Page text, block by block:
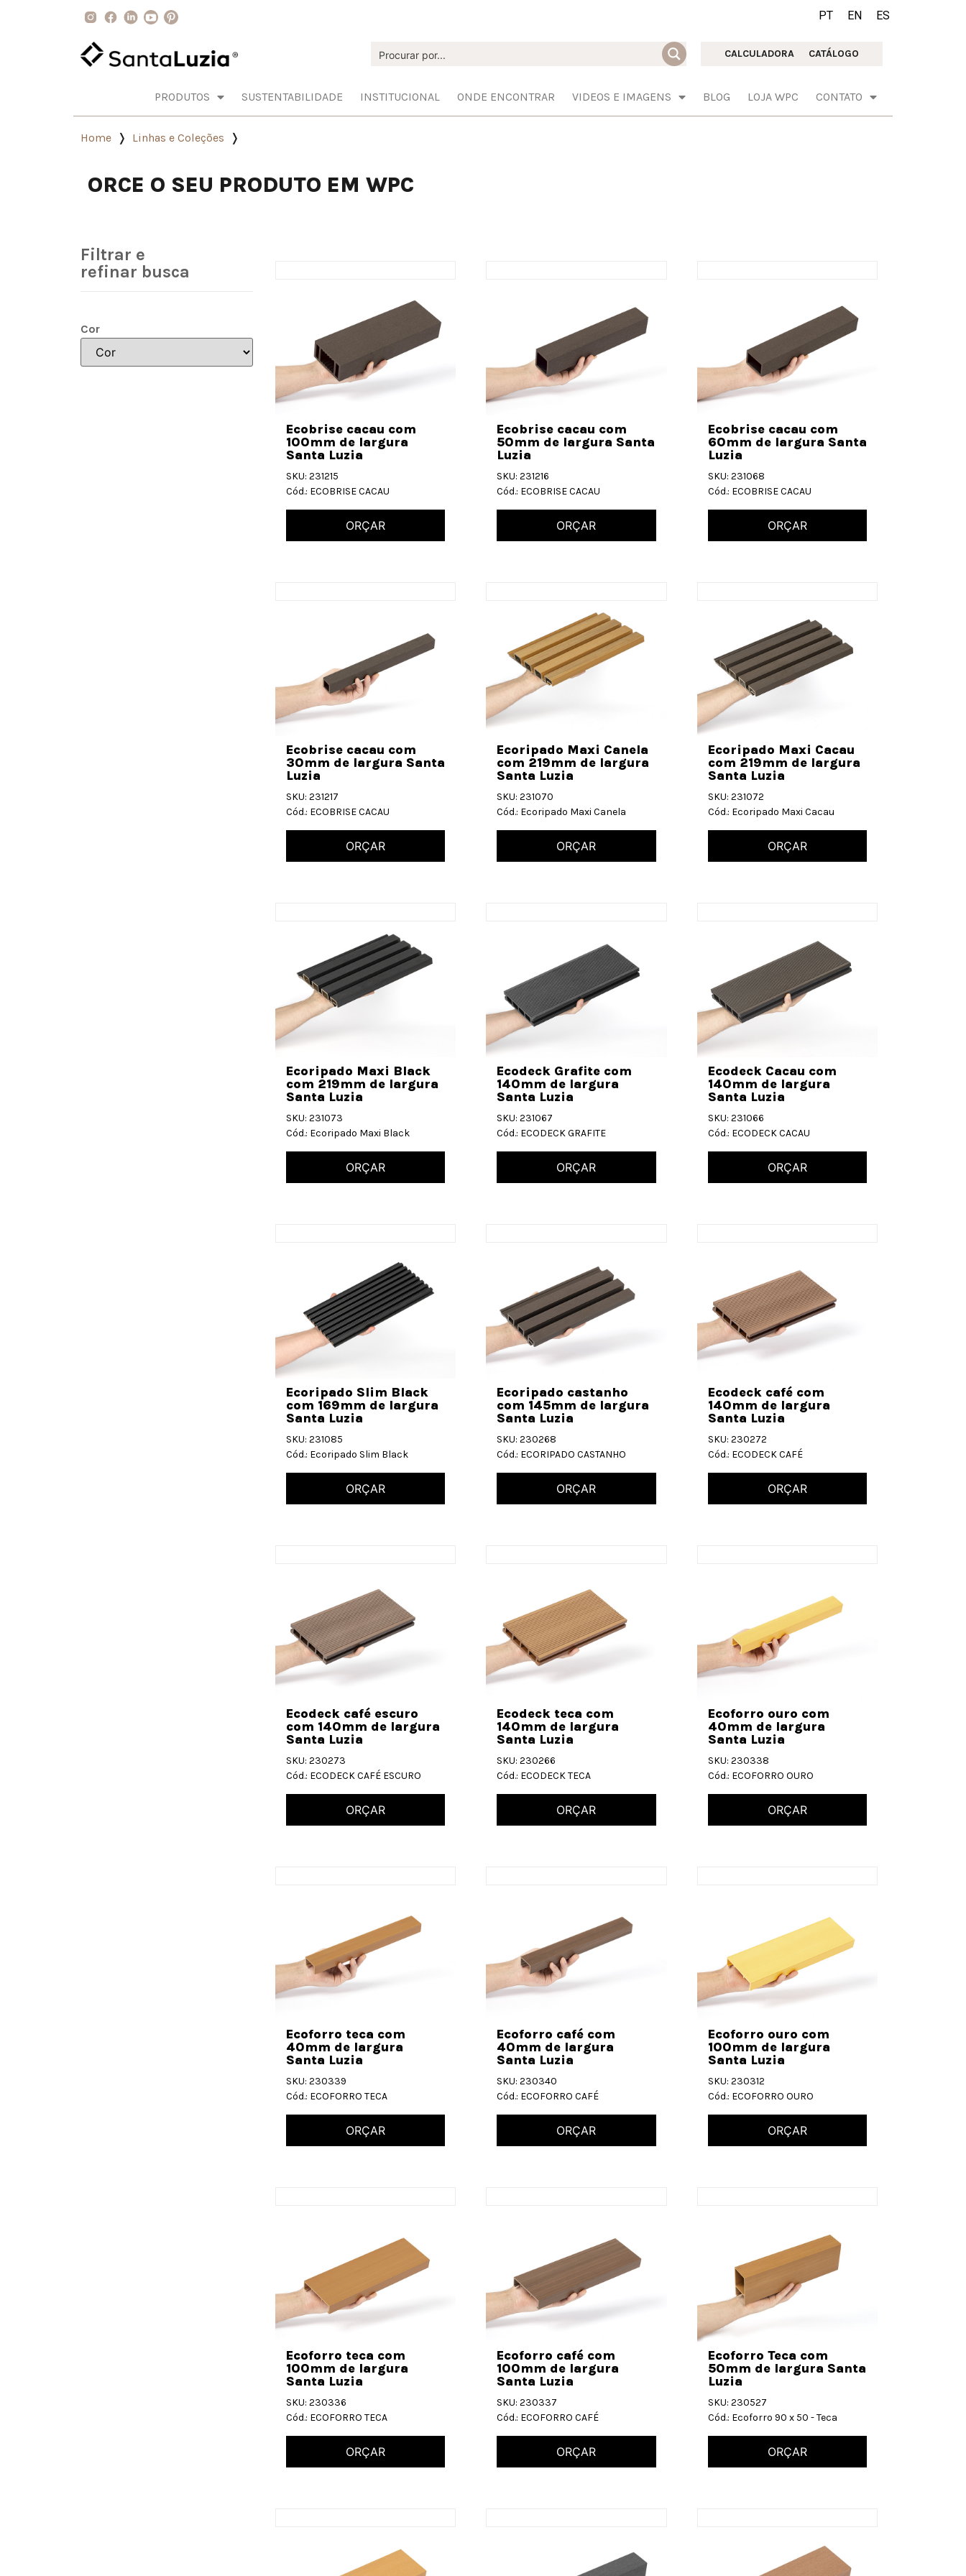
PT EN ES
CALCULADORA CATÁLOGO
PRODUTOS SUSTENTABILIDADE INSTITUCIONAL ONDE ENCONTRAR VIDEOS E IMAGENS BLOG LOJA WPC CONTATO
Home Linhas e Coleções
ORCE O SEU PRODUTO EM WPC
Filtrar e
refinar busca
Cor
Ecobrise cacau com
100mm de largura
Santa Luzia
SKU: 231215
Cód.: ECOBRISE CACAU
ORÇAR
Ecobrise cacau com
50mm de largura Santa
Luzia
SKU: 231216
Cód.: ECOBRISE CACAU
ORÇAR
Ecobrise cacau com
60mm de largura Santa
Luzia
SKU: 231068
Cód.: ECOBRISE CACAU
ORÇAR
Ecobrise cacau com
30mm de largura Santa
Luzia
SKU: 231217
Cód.: ECOBRISE CACAU
ORÇAR
Ecoripado Maxi Canela
com 219mm de largura
Santa Luzia
SKU: 231070
Cód.: Ecoripado Maxi Canela
ORÇAR
Ecoripado Maxi Cacau
com 219mm de largura
Santa Luzia
SKU: 231072
Cód.: Ecoripado Maxi Cacau
ORÇAR
Ecoripado Maxi Black
com 219mm de largura
Santa Luzia
SKU: 231073
Cód.: Ecoripado Maxi Black
ORÇAR
Ecodeck Grafite com
140mm de largura
Santa Luzia
SKU: 231067
Cód.: ECODECK GRAFITE
ORÇAR
Ecodeck Cacau com
140mm de largura
Santa Luzia
SKU: 231066
Cód.: ECODECK CACAU
ORÇAR
Ecoripado Slim Black
com 169mm de largura
Santa Luzia
SKU: 231085
Cód.: Ecoripado Slim Black
ORÇAR
Ecoripado castanho
com 145mm de largura
Santa Luzia
SKU: 230268
Cód.: ECORIPADO CASTANHO
ORÇAR
Ecodeck café com
140mm de largura
Santa Luzia
SKU: 230272
Cód.: ECODECK CAFÉ
ORÇAR
Ecodeck café escuro
com 140mm de largura
Santa Luzia
SKU: 230273
Cód.: ECODECK CAFÉ ESCURO
ORÇAR
Ecodeck teca com
140mm de largura
Santa Luzia
SKU: 230266
Cód.: ECODECK TECA
ORÇAR
Ecoforro ouro com
40mm de largura
Santa Luzia
SKU: 230338
Cód.: ECOFORRO OURO
ORÇAR
Ecoforro teca com
40mm de largura
Santa Luzia
SKU: 230339
Cód.: ECOFORRO TECA
ORÇAR
Ecoforro café com
40mm de largura
Santa Luzia
SKU: 230340
Cód.: ECOFORRO CAFÉ
ORÇAR
Ecoforro ouro com
100mm de largura
Santa Luzia
SKU: 230312
Cód.: ECOFORRO OURO
ORÇAR
Ecoforro teca com
100mm de largura
Santa Luzia
SKU: 230336
Cód.: ECOFORRO TECA
ORÇAR
Ecoforro café com
100mm de largura
Santa Luzia
SKU: 230337
Cód.: ECOFORRO CAFÉ
ORÇAR
Ecoforro Teca com
50mm de largura Santa
Luzia
SKU: 230527
Cód.: Ecoforro 90 x 50 - Teca
ORÇAR